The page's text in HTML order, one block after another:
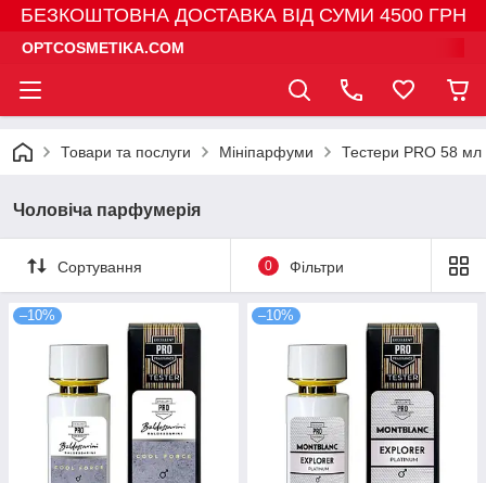
БЕЗКОШТОВНА ДОСТАВКА ВІД СУМИ 4500 ГРН
OPTCOSMETIKA.COM
Товари та послуги Мініпарфуми Тестери PRO 58 мл
Чоловіча парфумерія
Сортування 0 Фільтри
–10% –10%